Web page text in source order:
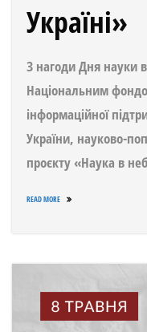
Україні»
З нагоди Дня науки
Національним
інформаційної
України, науково-
проєкту «Наука в
READ MORE